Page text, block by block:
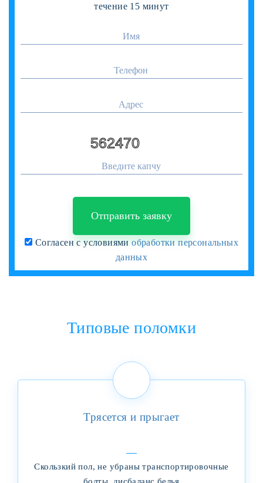
течение 15 минут
Отправить заявку
Согласен с условиямиобработки персональных
данных
Типовые поломки
Трясется и прыгает
Скользкий пол, не убраны транспортировочные
болты, дисбаланс белья